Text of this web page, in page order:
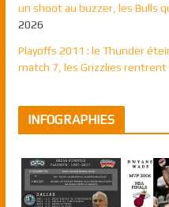
un shoot au buzzer, les Bulls
2026
Playoffs 2011 : le Thunder
match 7, les Grizzlies
INFOGRAPHIES